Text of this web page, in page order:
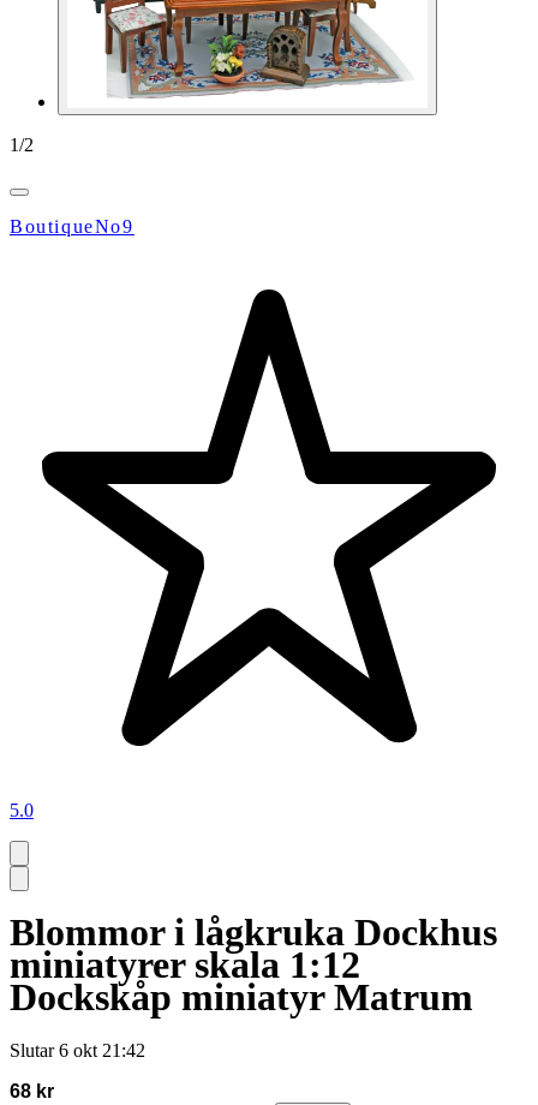
1/2
BoutiqueNo9
5.0
Blommor i lågkruka Dockhus
miniatyrer skala 1:12
Dockskåp miniatyr Matrum
Slutar 6 okt 21:42
68 kr